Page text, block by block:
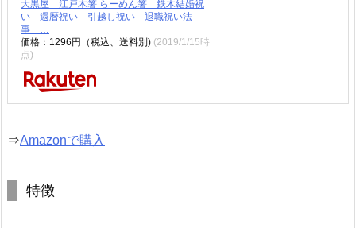
大黒屋 江戸木箸 らーめん箸 鉄木結婚祝
い 還暦祝い 引越し祝い 退職祝い法
事 …
価格：1296円（税込、送料別) (2019/1/15時
点)
⇒Amazonで購入
特徴